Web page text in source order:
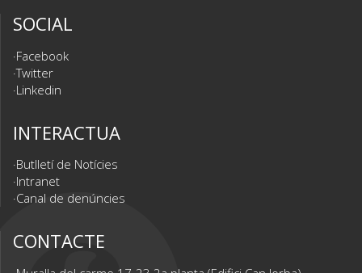
SOCIAL
Facebook
Twitter
Linkedin
INTERACTUA
Butlletí de Notícies
Intranet
Canal de denúncies
CONTACTE